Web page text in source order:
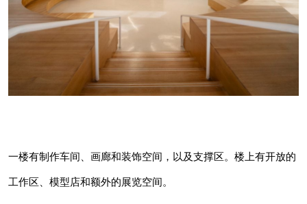
空间。
建筑师们让钢框架和建筑系统暴露在外，让学生
们能够观察建筑内部的运行情况。钢框架被认为
是一种可持续的元素，因为它可以回收利用。
一楼有制作车间、画廊和装饰空间，以及支撑区。楼上有开放的
工作区、模型店和额外的展览空间。